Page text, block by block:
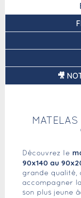
🎥
Découvrez le
90x140 au
grande qualité,
accompagner
son plus jeune